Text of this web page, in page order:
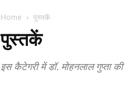
Home पुस्तकें
पुस्तकें
इस कैटेगरी में डॉ. मोहनलाल गुप्ता